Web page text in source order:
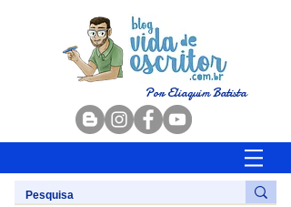
Por Eliaquim Batista